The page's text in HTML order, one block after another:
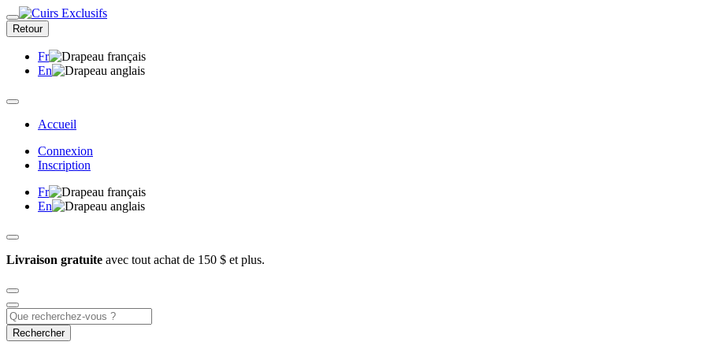
Retour
Fr
En
Accueil
Connexion
Inscription
Fr
En
Livraison gratuite avec tout achat de 150 $ et plus.
Rechercher